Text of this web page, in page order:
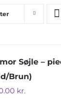
Søjle –
Brun)
kr.